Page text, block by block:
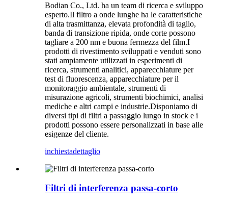
Bodian Co., Ltd. ha un team di ricerca e sviluppo
esperto.Il filtro a onde lunghe ha le caratteristiche
di alta trasmittanza, elevata profondità di taglio,
banda di transizione ripida, onde corte possono
tagliare a 200 nm e buona fermezza del film.I
prodotti di rivestimento sviluppati e venduti sono
stati ampiamente utilizzati in esperimenti di
ricerca, strumenti analitici, apparecchiature per
test di fluorescenza, apparecchiature per il
monitoraggio ambientale, strumenti di
misurazione agricoli, strumenti biochimici, analisi
mediche e altri campi e industrie.Disponiamo di
diversi tipi di filtri a passaggio lungo in stock e i
prodotti possono essere personalizzati in base alle
esigenze del cliente.
inchiestadettaglio
Filtri di interferenza passa-corto